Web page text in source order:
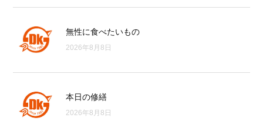
無性に食べたいもの
2026年8月8日
本日の修繕
2026年8月8日